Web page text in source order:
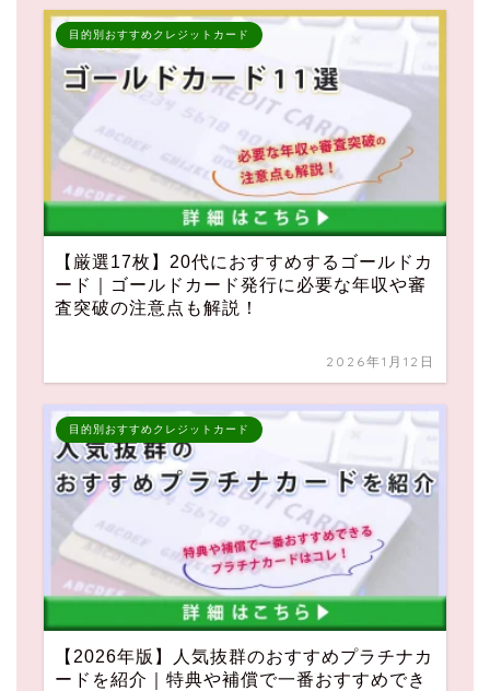
目的別おすすめクレジットカード
【厳選17枚】20代におすすめするゴールドカ
ード｜ゴールドカード発行に必要な年収や審
査突破の注意点も解説！
2026年1月12日
目的別おすすめクレジットカード
【2026年版】人気抜群のおすすめプラチナカ
ードを紹介｜特典や補償で一番おすすめでき